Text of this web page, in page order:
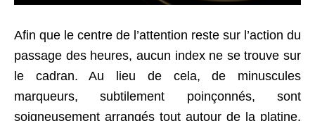
Afin que le centre de l’attention reste sur l’action du
passage des heures, aucun index ne se trouve sur
le cadran. Au lieu de cela, de minuscules
marqueurs, subtilement poinçonnés, sont
soigneusement arrangés tout autour de la platine.